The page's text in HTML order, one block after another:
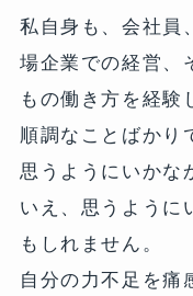
私自身も、会社員
場企業での経営、
もの働き方を経験
順調なことばかり
思うようにいかな
いえ、思うように
もしれません。
自分の力不足を痛